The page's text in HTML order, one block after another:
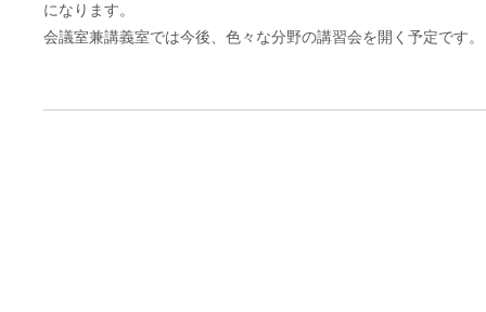
になります。
会議室兼講義室では今後、色々な分野の講習会を開く予定です。